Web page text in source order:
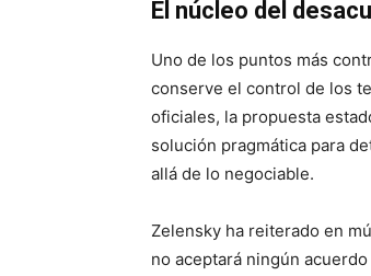
El núcleo del
Uno de los puntos más
conserve el control de los
oficiales, la propuesta
solución pragmática para
allá de lo negociable.
Zelensky ha reiterado en
no aceptará ningún